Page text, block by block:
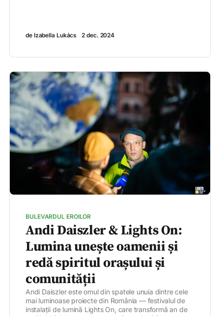
de Izabella Lukács 2 dec. 2024
BULEVARDUL EROILOR
Andi Daiszler & Lights On:
Lumina unește oamenii și
redă spiritul orașului și
comunității
Andi Daiszler este omul din spatele unuia dintre cele
mai luminoase proiecte din România — festivalul de
instalații de lumină Lights On, care transformă an de